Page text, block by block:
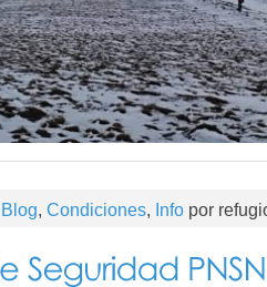
Blog, Condiciones, Info por